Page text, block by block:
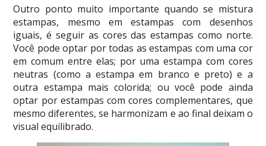
Outro ponto muito importante quando se mistura
estampas, mesmo em estampas com desenhos
iguais, é seguir as cores das estampas como norte.
Você pode optar por todas as estampas com uma cor
em comum entre elas; por uma estampa com cores
neutras (como a estampa em branco e preto) e a
outra estampa mais colorida; ou você pode ainda
optar por estampas com cores complementares, que
mesmo diferentes, se harmonizam e ao final deixam o
visual equilibrado.